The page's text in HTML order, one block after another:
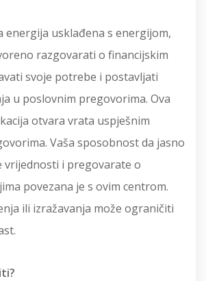
energija usklađena s energijom,
razgovarati o financijskim
svoje potrebe i postavljati
u poslovnim pregovorima. Ova
otvara vrata uspješnim
Vaša sposobnost da jasno
vrijednosti i pregovarate o
povezana je s ovim centrom.
ili izražavanja može ograničiti